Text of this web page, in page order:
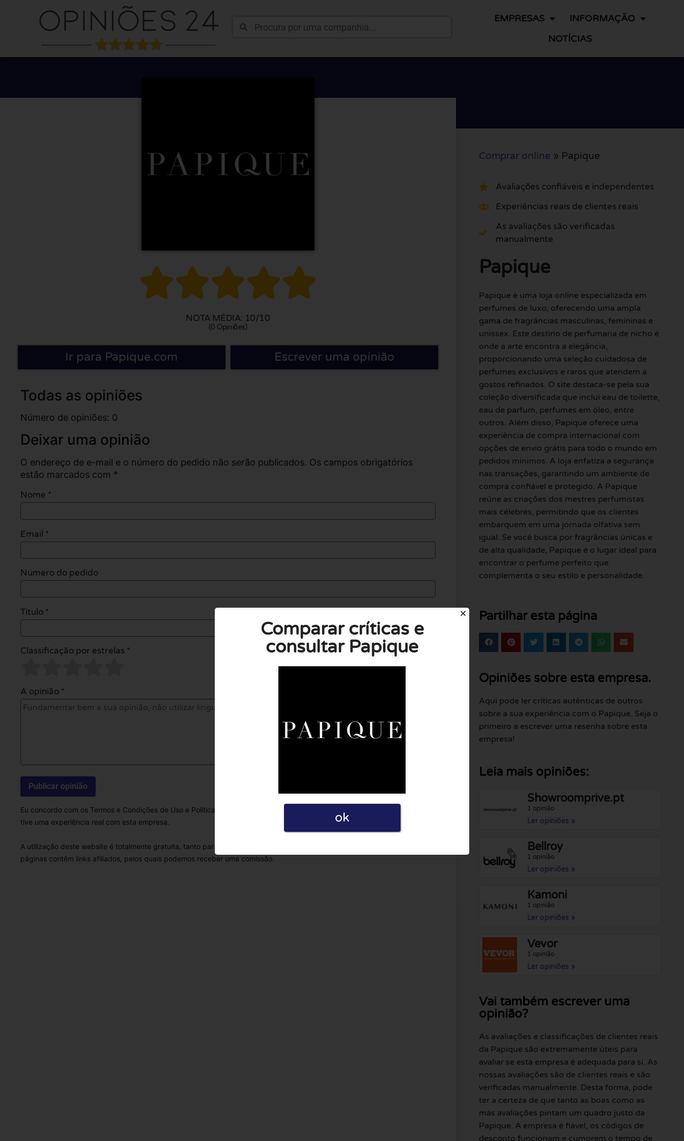
EMPRESAS
INFORMAÇÃO
NOTÍCIAS

NOTA MÉDIA: 10/10
(0 Opiniões)
Ir para Papique.com Escrever uma opinião
Todas as opiniões
Número de opiniões: 0
Deixar uma opinião
O endereço de e-mail e o número do pedido não serão publicados. Os campos obrigatórios
estão marcados com *
Nome *
Email *
Número do pedido
Título *
Classificação por estrelas *
A opinião *
Eu concordo com os Termos e Condições de Uso e Política de Privacidade ao postar esta avaliação. Declaro também que
tive uma experiência real com esta empresa.
A utilização deste website é totalmente gratuita, tanto para empresas como para utilizadores. Por esse motivo, algumas
páginas contêm links afiliados, pelos quais podemos receber uma comissão.
Comprar online » Papique
Avaliações confiáveis e independentes
Experiências reais de clientes reais
As avaliações são verificadas
manualmente
Papique
Papique é uma loja online especializada em
perfumes de luxo, oferecendo uma ampla
gama de fragrâncias masculinas, femininas e
unissex. Este destino de perfumaria de nicho é
onde a arte encontra a elegância,
proporcionando uma seleção cuidadosa de
perfumes exclusivos e raros que atendem a
gostos refinados. O site destaca-se pela sua
coleção diversificada que inclui eau de toilette,
eau de parfum, perfumes em óleo, entre
outros. Além disso, Papique oferece uma
experiência de compra internacional com
opções de envio grátis para todo o mundo em
pedidos mínimos. A loja enfatiza a segurança
nas transações, garantindo um ambiente de
compra confiável e protegido. A Papique
reúne as criações dos mestres perfumistas
mais célebres, permitindo que os clientes
embarquem em uma jornada olfativa sem
igual. Se você busca por fragrâncias únicas e
de alta qualidade, Papique é o lugar ideal para
encontrar o perfume perfeito que
complementa o seu estilo e personalidade.
Partilhar esta página
Opiniões sobre esta empresa.
Aqui pode ler críticas autênticas de outros
sobre a sua experiência com o Papique. Seja o
primeiro a escrever uma resenha sobre esta
empresa!
Leia mais opiniões:
Showroomprive.pt
1 opinião
Ler opiniões »
Bellroy
1 opinião
Ler opiniões »
Kamoni
1 opinião
Ler opiniões »
Vevor
1 opinião
Ler opiniões »
Vai também escrever uma
opinião?
As avaliações e classificações de clientes reais
da Papique são extremamente úteis para
avaliar se esta empresa é adequada para si. As
nossas avaliações são de clientes reais e são
verificadas manualmente. Desta forma, pode
ter a certeza de que tanto as boas como as
más avaliações pintam um quadro justo da
Papique. A empresa é fiável, os códigos de
desconto funcionam e cumprem o tempo de
Comparar críticas e
consultar Papique
ok